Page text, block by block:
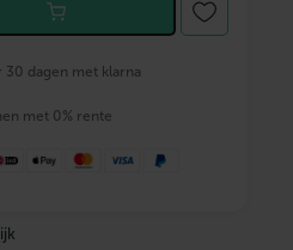
30 dagen met klarna
met 0% rente